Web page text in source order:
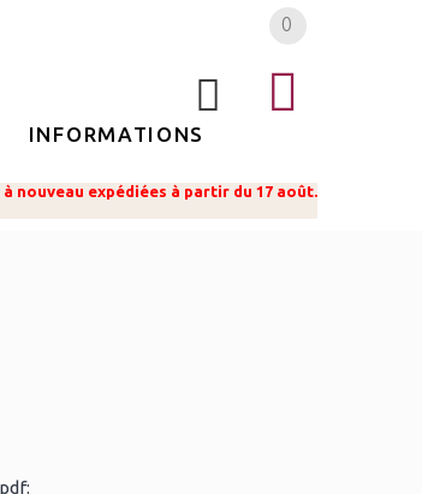
0
INFORMATIONS
nouveau expédiées à partir du 17 août.